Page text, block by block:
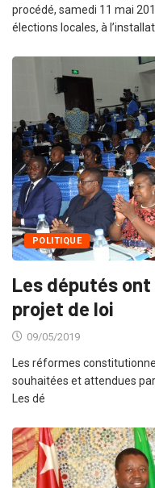
procédé, samedi 11 mai
élections locales, à
POLITIQUE
Les députés ont
projet de loi
09/05/2019
Les réformes
souhaitées et attendues
Les dé